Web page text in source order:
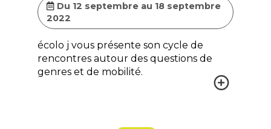
Du 12 septembre au 18 septembre
2022
écolo j vous présente son cycle de
rencontres autour des questions de
genres et de mobilité.